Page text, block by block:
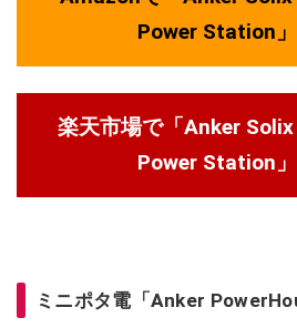
Power Station
楽天市場で「Anker
Power Station
ミニポタ電「Anker